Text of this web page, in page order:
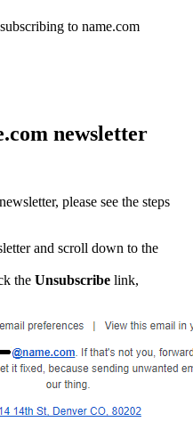
to name.com
newsletter
please see the steps
and scroll down to the
the Unsubscribe link,